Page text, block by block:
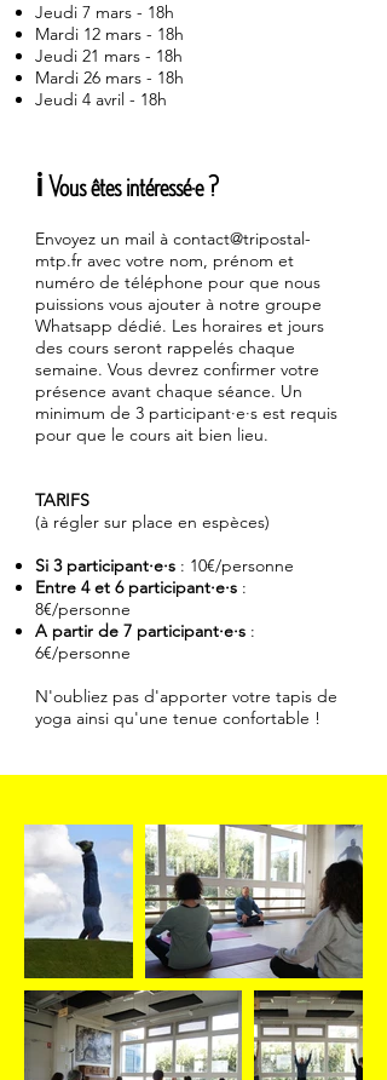
Jeudi 7 mars - 18h
Mardi 12 mars - 18h
Jeudi 21 mars - 18h
Mardi 26 mars - 18h
Jeudi 4 avril - 18h
ℹ Vous êtes intéressé·e ?
Envoyez un mail à contact@tripostal-
mtp.fr avec votre nom, prénom et
numéro de téléphone pour que nous
puissions vous ajouter à notre groupe
Whatsapp dédié. Les horaires et jours
des cours seront rappelés chaque
semaine. Vous devrez confirmer votre
présence avant chaque séance. Un
minimum de 3 participant·e·s est requis
pour que le cours ait bien lieu.
TARIFS
(à régler sur place en espèces)
Si 3 participant·e·s : 10€/personne
Entre 4 et 6 participant·e·s :
8€/personne
A partir de 7 participant·e·s :
6€/personne
N'oubliez pas d'apporter votre tapis de
yoga ainsi qu'une tenue confortable !